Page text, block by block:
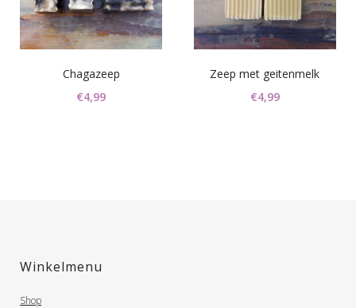
Chagazeep
€4,99
Zeep met geitenmelk
€4,99
Winkelmenu
Shop